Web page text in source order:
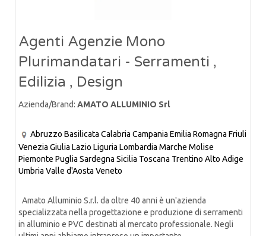
Agenti Agenzie Mono
Plurimandatari - Serramenti ,
Edilizia , Design
Azienda/Brand: AMATO ALLUMINIO Srl
Abruzzo Basilicata Calabria Campania Emilia Romagna Friuli
Venezia Giulia Lazio Liguria Lombardia Marche Molise
Piemonte Puglia Sardegna Sicilia Toscana Trentino Alto Adige
Umbria Valle d'Aosta Veneto
Amato Alluminio S.r.l. da oltre 40 anni è un'azienda
specializzata nella progettazione e produzione di serramenti
in alluminio e PVC destinati al mercato professionale. Negli